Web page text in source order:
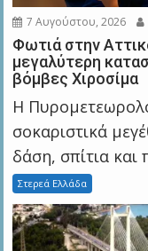
7 Αυγούστου, 2026
Φωτιά στην
μεγαλύτερη
βόμβες Χιροσίμα
Η
σοκαριστικά
δάση, σπίτια και
Στερεά Ελλάδα